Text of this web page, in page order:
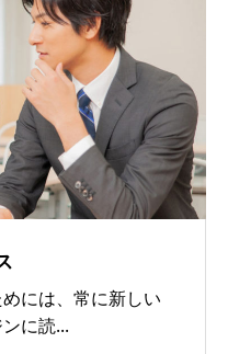
には、常に新しい
に読...